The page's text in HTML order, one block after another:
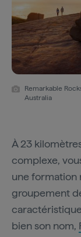
Remarkable
Australia
À 23
complexe,
une formation
groupement
bien son nom,